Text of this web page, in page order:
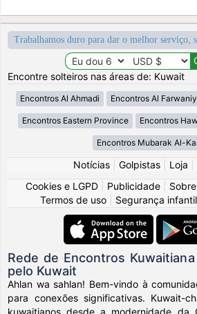
Trabalhamos duro para dar o melhor serviço,
Encontre solteiros nas áreas de: Kuwait
Encontros Al Ahmadi Encontros Al
Encontros Eastern Province Encontros
Encontros Mubarak Al-
Notícias Golpistas Loja
Cookies e LGPD
Publicidade
Termos de uso
Segurança infantil
Rede de Encontros
pelo Kuwait
Ahlan wa sahlan! Bem-vindo à
para conexões significativas. Kuwait-
kuwaitianos desde a modernidade da